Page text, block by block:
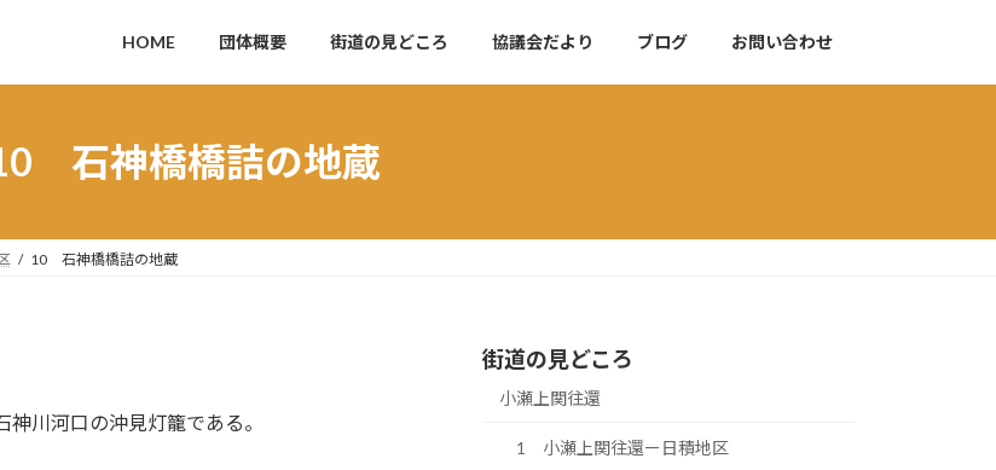
HOME 団体概要 街道の見どころ 協議会だより ブログ お問い合わせ
石神橋橋詰の地蔵
10 石神橋橋詰の地蔵
川河口の沖見灯籠である。
街道の見どころ
小瀬上関往還
1 小瀬上関往還ー日積地区